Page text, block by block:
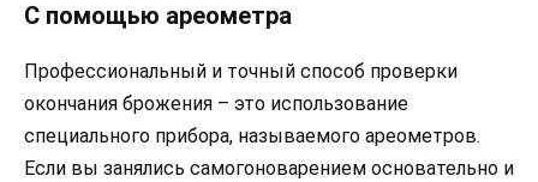
С помощью ареометра
Профессиональный и точный способ проверки
окончания брожения – это использование
специального прибора, называемого ареометров.
Если вы занялись самогоноварением основательно и